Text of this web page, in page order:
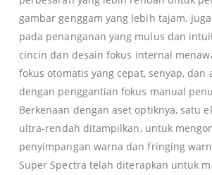
gambar genggam yang lebih tajam.
pada penanganan yang mulus dan
cincin dan desain fokus internal
fokus otomatis yang cepat, senyap, dan
dengan penggantian fokus manual
Berkenaan dengan aset optiknya, satu
ultra-rendah ditampilkan, untuk
penyimpangan warna dan fringing
Super Spectra telah diterapkan untuk